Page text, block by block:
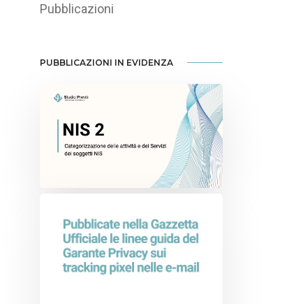
Pubblicazioni
PUBBLICAZIONI IN EVIDENZA